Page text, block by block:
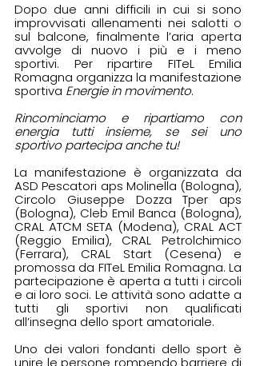
Dopo due anni difficili in cui si sono
improvvisati allenamenti nei salotti o
sul balcone, finalmente l’aria aperta
avvolge di nuovo i più e i meno
sportivi. Per ripartire FITeL Emilia
Romagna organizza la manifestazione
sportiva Energie in movimento.
Rincominciamo e ripartiamo con
energia tutti insieme, se sei uno
sportivo partecipa anche tu!
La manifestazione è organizzata da
ASD Pescatori aps Molinella (Bologna),
Circolo Giuseppe Dozza Tper aps
(Bologna), Cleb Emil Banca (Bologna),
CRAL ATCM SETA (Modena), CRAL ACT
(Reggio Emilia), CRAL Petrolchimico
(Ferrara), CRAL Start (Cesena) e
promossa da FITeL Emilia Romagna. La
partecipazione è aperta a tutti i circoli
e ai loro soci. Le attività sono adatte a
tutti gli sportivi non qualificati
all’insegna dello sport amatoriale.
Uno dei valori fondanti dello sport è
unire le persone rompendo barriere di